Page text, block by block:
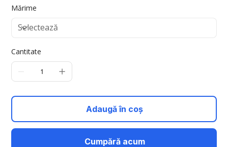
Mărime
Cantitate
Adaugă în coș
Cumpără acum